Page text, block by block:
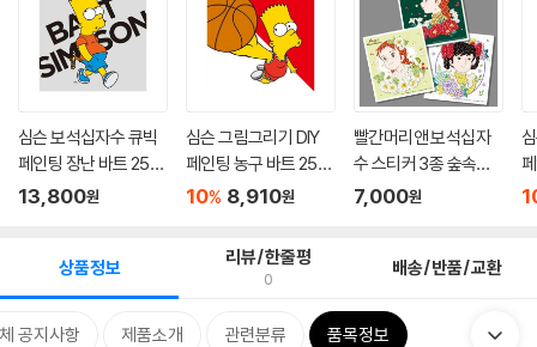
심슨 보석십자수 큐빅
페인팅 장난 바트 25X
25
13,800원
심슨 그림그리기 DIY
페인팅 농구 바트 25X
25
10% 8,910원
빨간머리앤 보석십자
수 스티커 3종 숲속의
요정 1...
7,000원
페인
5
상품정보 리뷰/한줄평
0 배송/반품/교환
공지사항 제품소개 관련분류 품목정보